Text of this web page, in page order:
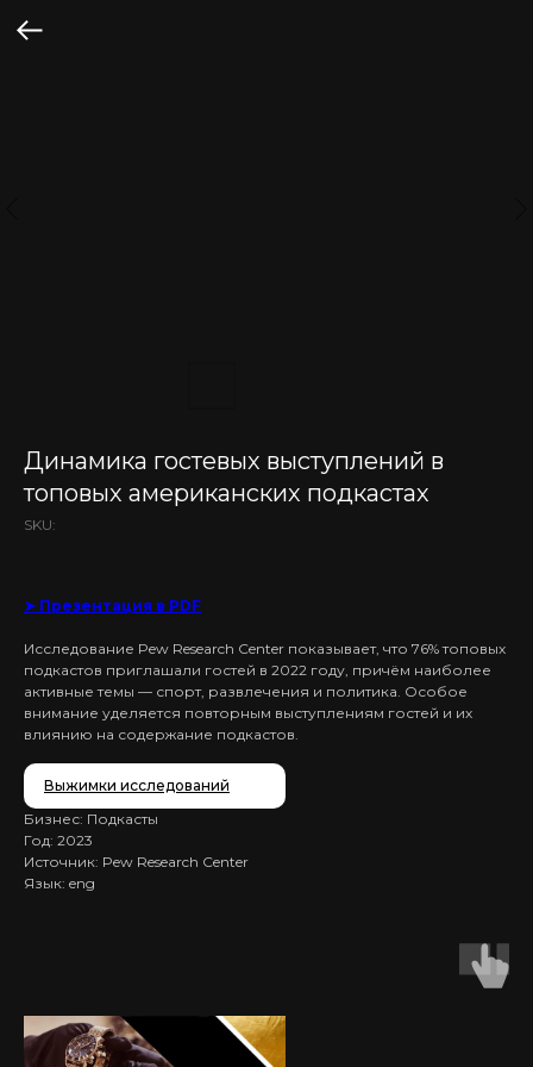
Динамика гостевых выступлений в
топовых американских подкастах
SKU:
➤ Презентация в PDF
Исследование Pew Research Center показывает, что 76% топовых
подкастов приглашали гостей в 2022 году, причём наиболее
активные темы — спорт, развлечения и политика. Особое
внимание уделяется повторным выступлениям гостей и их
влиянию на содержание подкастов.
Выжимки исследований
Бизнес: Подкасты
Год: 2023
Источник: Pew Research Center
Язык: eng